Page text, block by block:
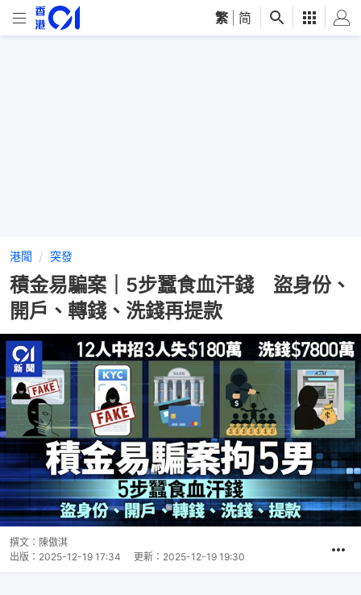
繁 简
港聞 突發
積金易騙案｜5步蠶食血汗錢 盜身份、
開戶、轉錢、洗錢再提款
撰文： 陳傲淇
出版： 2025-12-19 17:34 更新： 2025-12-19 19:30